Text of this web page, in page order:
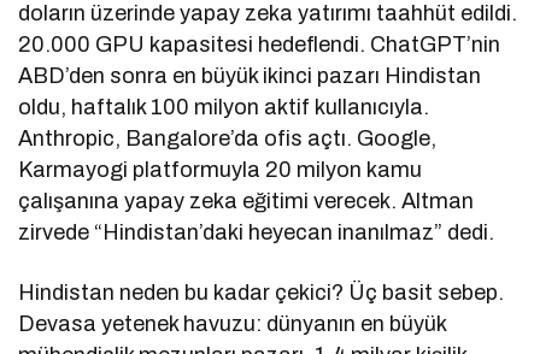
doların üzerinde yapay zeka yatırımı taahhüt edildi.
20.000 GPU kapasitesi hedeflendi. ChatGPT’nin
ABD’den sonra en büyük ikinci pazarı Hindistan
oldu, haftalık 100 milyon aktif kullanıcıyla.
Anthropic, Bangalore’da ofis açtı. Google,
Karmayogi platformuyla 20 milyon kamu
çalışanına yapay zeka eğitimi verecek. Altman
zirvede “Hindistan’daki heyecan inanılmaz” dedi.
Hindistan neden bu kadar çekici? Üç basit sebep.
Devasa yetenek havuzu: dünyanın en büyük